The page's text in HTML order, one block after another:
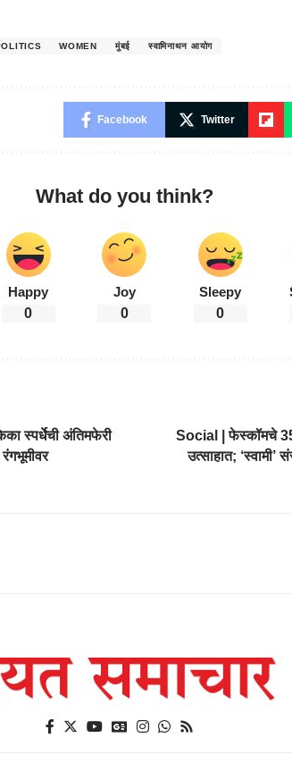
WOMEN मुंबई स्वामिनाथन आयोग
Facebook Twitter
What do you think?
Happy
0
Joy
0
Sleepy
0
स्पर्धेची अंतिमफेरी
रंगभूमीवर
Social | फेस्कॉमचे 35
उत्साहात; ‘स्वामी’